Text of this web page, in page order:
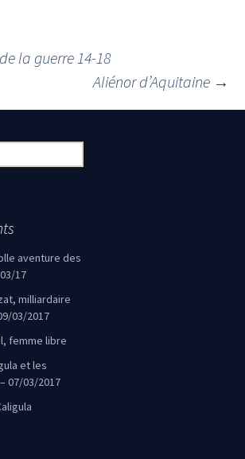
des articles
la guerre 14-18
Aliénor d’Aquitaine →
aventure des
17
milliardaire
03/2017
femme libre
et les
07/03/2017